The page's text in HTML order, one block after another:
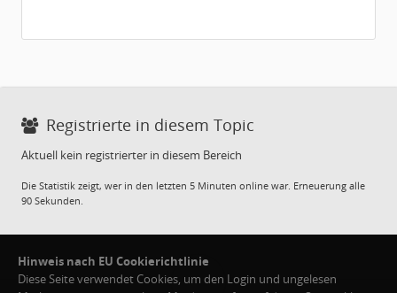
Registrierte in diesem Topic
Aktuell kein registrierter in diesem Bereich
Die Statistik zeigt, wer in den letzten 5 Minuten online war. Erneuerung alle
90 Sekunden.
Hinweis nach EU Cookierichtlinie
Diese Seite verwendet Cookies, um den Login und ungelesen